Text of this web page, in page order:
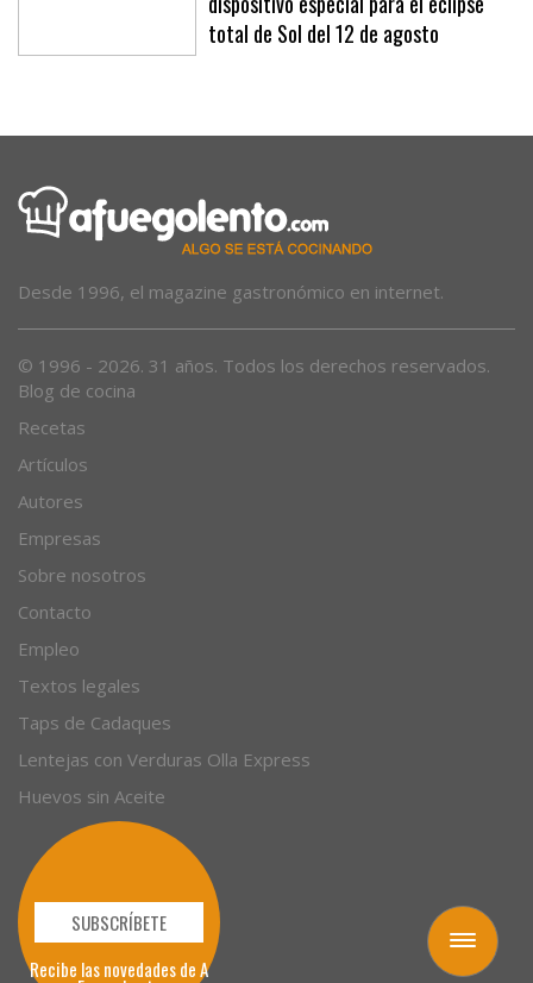
Toggle
navigation
El Ministerio de Transportes activa un
dispositivo especial para el eclipse
Blog de cocina
Recetas
Artículos
Autores
Empresas
Sobre nosotros
Contacto
Empleo
Textos legales
Taps de Cadaques
Lentejas con Verduras Olla Express
Huevos sin Aceite
SUBSCRÍBETE